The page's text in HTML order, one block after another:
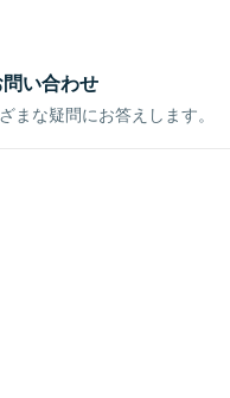
い合わせ
まな疑問にお答えします。